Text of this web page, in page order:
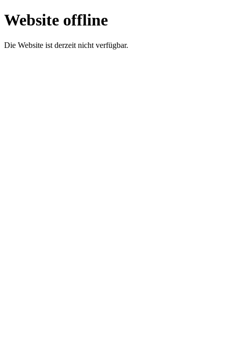
Website offline
Die Website ist derzeit nicht verfügbar.